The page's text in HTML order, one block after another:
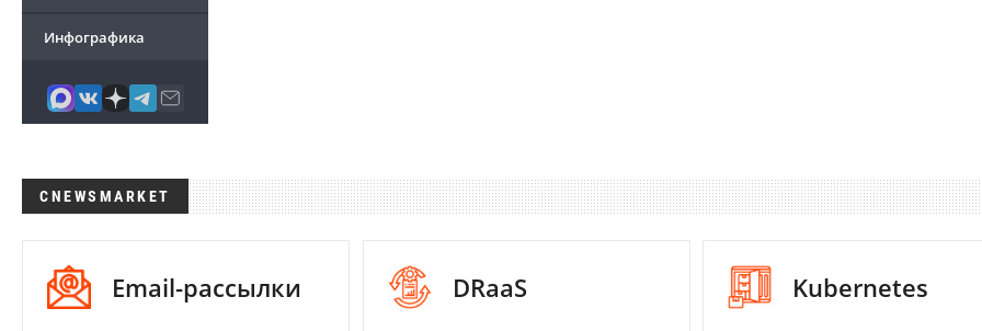
Инфографика
CNEWSMARKET
Email-рассылки DRaaS Kubernetes